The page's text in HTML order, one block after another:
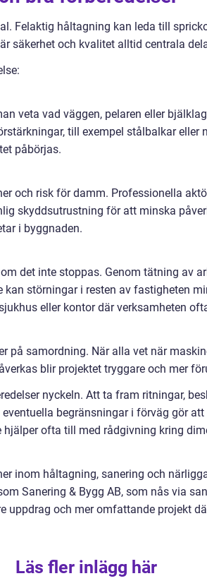
Felaktig håltagning kan leda till
säkerhet och kvalitet alltid centrala
veta vad väggen, pelaren eller
till exempel stålbalkar eller
påbörjas.
och risk för damm. Professionella
skyddsutrustning för att minska
i byggnaden.
det inte stoppas. Genom tätning av
störningar i resten av fastigheten
eller kontor där verksamheten
på samordning. När alla vet när
blir projektet tryggare och mer
nyckeln. Att ta fram ritningar,
begränsningar i förväg gör
ofta till med rådgivning kring
inom håltagning, sanering och
Sanering & Bygg AB, som nås via
uppdrag och mer omfattande projekt
Läs fler inlägg här